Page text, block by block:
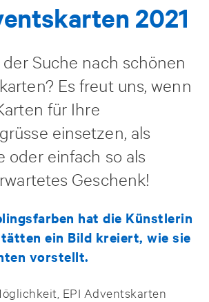
2021
der Suche nach schönen
Es freut uns, wenn
für Ihre
einsetzen, als
oder einfach so als
Geschenk!
hat die Künstlerin
ein Bild kreiert, wie sie
vorstellt.
EPI Adventskarten